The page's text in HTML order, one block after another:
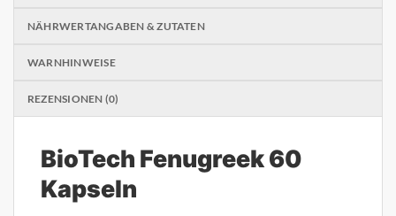
NÄHRWERTANGABEN & ZUTATEN
WARNHINWEISE
REZENSIONEN (0)
BioTech Fenugreek 60
Kapseln